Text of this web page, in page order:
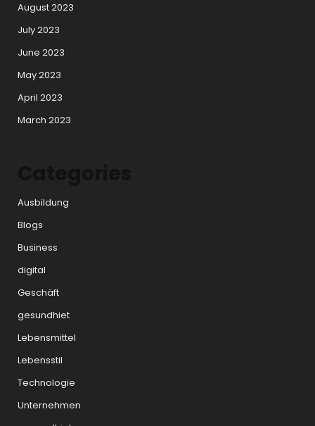
August 2023
July 2023
June 2023
May 2023
April 2023
March 2023
Ausbildung
Blogs
Business
digital
Geschäft
gesundhiet
Lebensmittel
Lebensstil
Technologie
Unternehmen